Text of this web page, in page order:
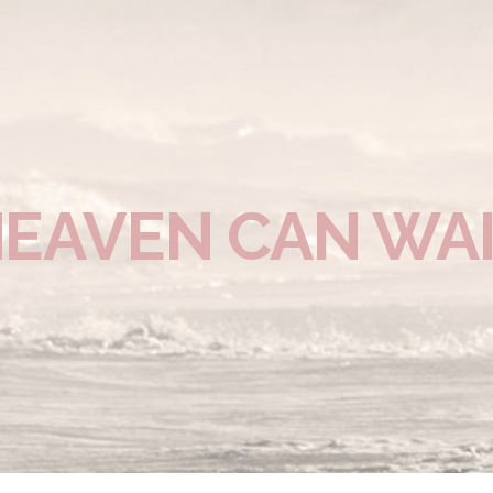
CAN